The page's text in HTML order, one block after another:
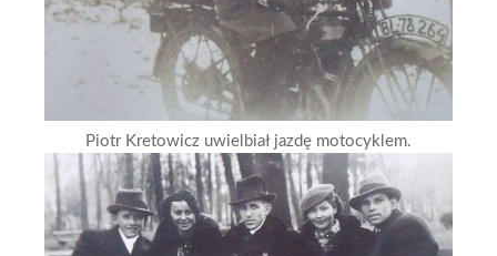
Piotr Kretowicz uwielbiał jazdę motocyklem.